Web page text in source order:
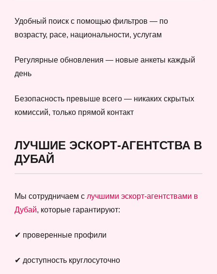
Удобный поиск с помощью фильтров — по
возрасту, расе, национальности, услугам
Регулярные обновления — новые анкеты каждый
день
Безопасность превыше всего — никаких скрытых
комиссий, только прямой контакт
ЛУЧШИЕ ЭСКОРТ-АГЕНТСТВА В
ДУБАЙ
Мы сотрудничаем с лучшими эскорт-агентствами в
Дубай, которые гарантируют:
✔ проверенные профили
✔ доступность круглосуточно